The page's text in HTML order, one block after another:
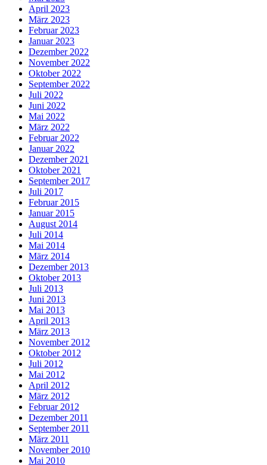
April 2023
März 2023
Februar 2023
Januar 2023
Dezember 2022
November 2022
Oktober 2022
September 2022
Juli 2022
Juni 2022
Mai 2022
März 2022
Februar 2022
Januar 2022
Dezember 2021
Oktober 2021
September 2017
Juli 2017
Februar 2015
Januar 2015
August 2014
Juli 2014
Mai 2014
März 2014
Dezember 2013
Oktober 2013
Juli 2013
Juni 2013
Mai 2013
April 2013
März 2013
November 2012
Oktober 2012
Juli 2012
Mai 2012
April 2012
März 2012
Februar 2012
Dezember 2011
September 2011
März 2011
November 2010
Mai 2010